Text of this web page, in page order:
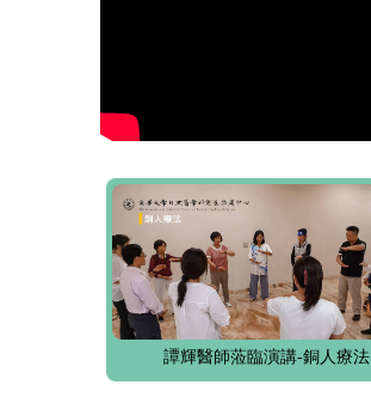
譚輝醫師蒞臨演講-銅人療法